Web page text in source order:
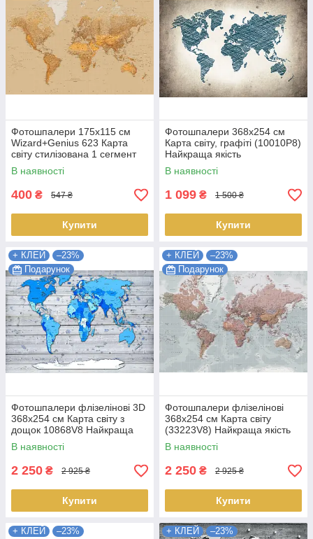
Фотошпалери 175х115 см
Wizard+Genius 623 Карта
світу стилізована 1 сегмент
(7611487064770) Найкраща
якість
В наявності
400 ₴ 547 ₴
Купити
Фотошпалери 368x254 см
Карта світу, графіті (10010P8)
Найкраща якість
В наявності
1 099 ₴ 1 500 ₴
Купити
+ КЛЕЙ
–23%
Подарунок
Фотошпалери флізелінові 3D
368x254 см Карта світу з
дощок 10868V8 Найкраща
якість
В наявності
2 250 ₴ 2 925 ₴
Купити
+ КЛЕЙ
–23%
Подарунок
Фотошпалери флізелінові
368x254 см Карта світу
(33223V8) Найкраща якість
В наявності
2 250 ₴ 2 925 ₴
Купити
+ КЛЕЙ
–23%
+ КЛЕЙ
–23%